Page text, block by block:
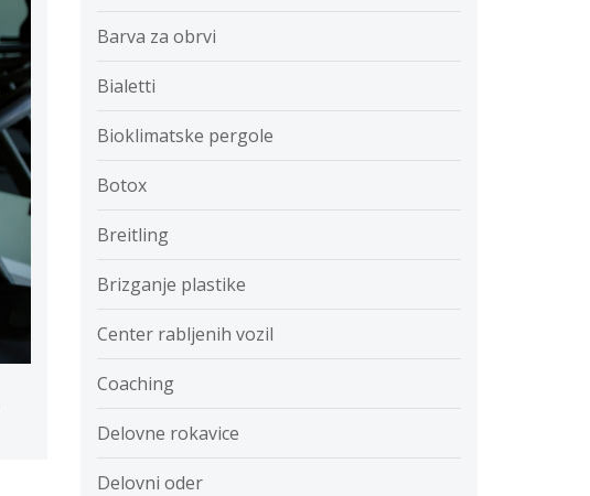
Barva za obrvi
Bialetti
Bioklimatske pergole
Botox
Breitling
Brizganje plastike
Center rabljenih vozil
Coaching
Delovne rokavice
Delovni oder